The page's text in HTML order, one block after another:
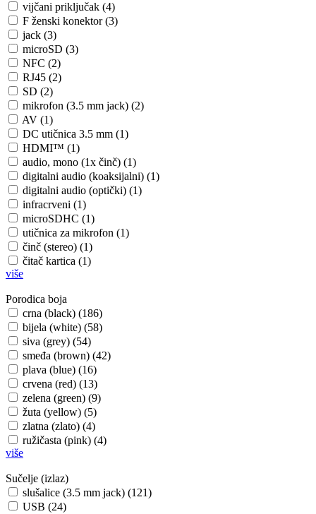
vijčani priključak (4)
F ženski konektor (3)
jack (3)
microSD (3)
NFC (2)
RJ45 (2)
SD (2)
mikrofon (3.5 mm jack) (2)
AV (1)
DC utičnica 3.5 mm (1)
HDMI™ (1)
audio, mono (1x činč) (1)
digitalni audio (koaksijalni) (1)
digitalni audio (optički) (1)
infracrveni (1)
microSDHC (1)
utičnica za mikrofon (1)
činč (stereo) (1)
čitač kartica (1)
više
Porodica boja
crna (black) (186)
bijela (white) (58)
siva (grey) (54)
smeđa (brown) (42)
plava (blue) (16)
crvena (red) (13)
zelena (green) (9)
žuta (yellow) (5)
zlatna (zlato) (4)
ružičasta (pink) (4)
više
Sučelje (izlaz)
slušalice (3.5 mm jack) (121)
USB (24)